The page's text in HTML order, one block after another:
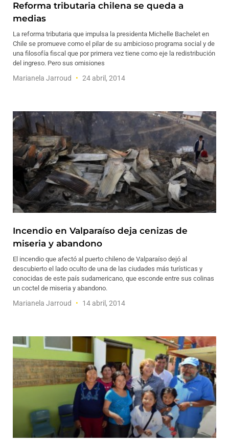
Reforma tributaria chilena se queda a
medias
La reforma tributaria que impulsa la presidenta Michelle Bachelet en
Chile se promueve como el pilar de su ambicioso programa social y de
una filosofía fiscal que por primera vez tiene como eje la redistribución
del ingreso. Pero sus omisiones
Marianela Jarroud 24 abril, 2014
Incendio en Valparaíso deja cenizas de
miseria y abandono
El incendio que afectó al puerto chileno de Valparaíso dejó al
descubierto el lado oculto de una de las ciudades más turísticas y
conocidas de este país sudamericano, que esconde entre sus colinas
un coctel de miseria y abandono.
Marianela Jarroud 14 abril, 2014